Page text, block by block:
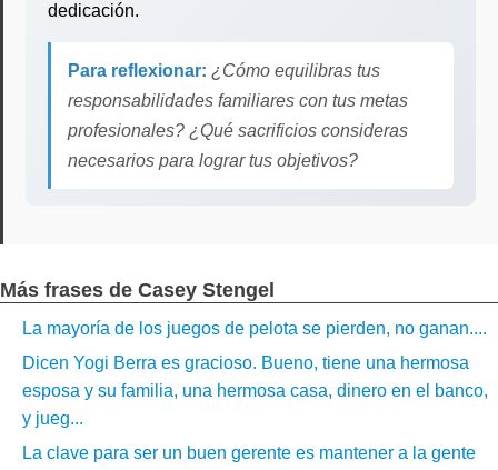
dedicación.
Para reflexionar: ¿Cómo equilibras tus
responsabilidades familiares con tus metas
profesionales? ¿Qué sacrificios consideras
necesarios para lograr tus objetivos?
Más frases de Casey Stengel
La mayoría de los juegos de pelota se pierden, no ganan....
Dicen Yogi Berra es gracioso. Bueno, tiene una hermosa
esposa y su familia, una hermosa casa, dinero en el banco,
y jueg...
La clave para ser un buen gerente es mantener a la gente